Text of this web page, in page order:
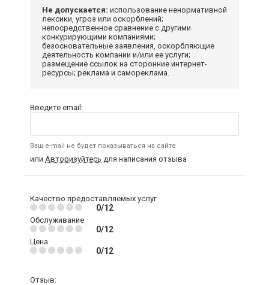
Не допускается: использование ненормативной
лексики, угроз или оскорблений;
непосредственное сравнение с другими
конкурирующими компаниями;
безосновательные заявления, оскорбляющие
деятельность компании и/или ее услуги;
размещение ссылок на сторонние интернет-
ресурсы; реклама и самореклама.
Введите email:
Ваш e-mail не будет показываться на сайте
или Авторизуйтесь для написания отзыва
Качество предоставляемых услуг
0/12
Обслуживание
0/12
Цена
0/12
Отзыв: